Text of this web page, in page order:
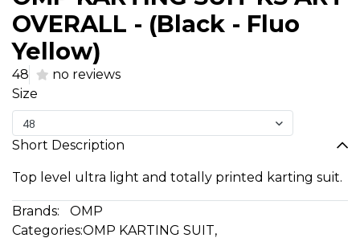
OVERALL - (Black - Fluo
Yellow)
48
no reviews
Size
48
Short Description
Top level ultra light and totally printed karting suit.
Brands:
OMP
Categories:OMP KARTING SUIT,